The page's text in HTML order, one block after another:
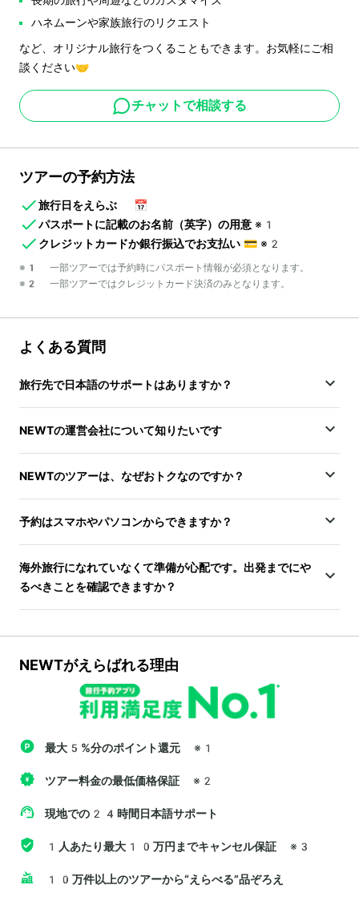
ハネムーンや家族旅行のリクエスト
など、オリジナル旅行をつくることもできます。お気軽にご相
談ください🤝
チャットで相談する
ツアーの予約方法
旅行日をえらぶ
📅
パスポートに記載のお名前（英字）の用意 ※1
クレジットカードか銀行振込でお支払い 💳 ※2
※1 一部ツアーでは予約時にパスポート情報が必須となります。
※2 一部ツアーではクレジットカード決済のみとなります。
よくある質問
旅行先で日本語のサポートはありますか？
NEWTの運営会社について知りたいです
NEWTのツアーは、なぜおトクなのですか？
予約はスマホやパソコンからできますか？
海外旅行になれていなくて準備が心配です。出発までにや
るべきことを確認できますか？
NEWTがえらばれる理由
最大5%分のポイント還元 ※1
ツアー料金の最低価格保証 ※2
現地での24時間日本語サポート
1人あたり最大10万円までキャンセル保証 ※3
10万件以上のツアーから“えらべる”品ぞろえ